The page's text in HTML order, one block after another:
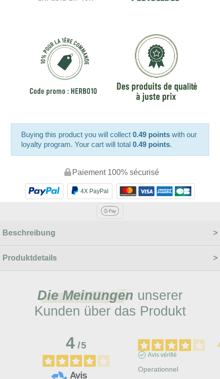
Buying this product you will collect0.49 points with our
loyalty program. Your cart will total0.49 points.
Paiement 100% sécurisé
4X PayPal
Beschreibung
Produktdetails
Die Meinungen unserer
Kunden über das Produkt
4/5
Avis vérifié
Operationnel